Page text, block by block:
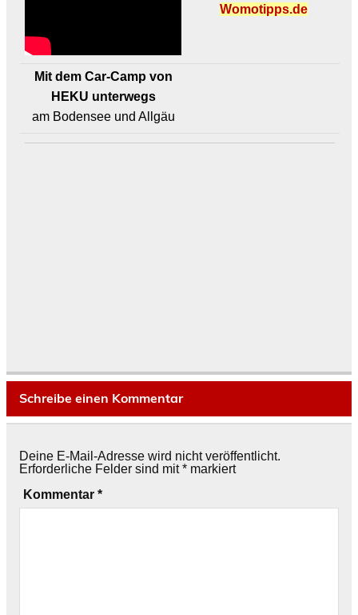
Womotipps.de
Mit dem Car-Camp von
HEKU unterwegs
am Bodensee und Allgäu
Schreibe einen Kommentar
Deine E-Mail-Adresse wird nicht veröffentlicht.
Erforderliche Felder sind mit* markiert
Kommentar *